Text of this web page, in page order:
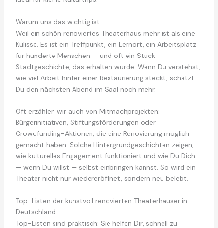
Warum uns das wichtig ist
Weil ein schön renoviertes Theaterhaus mehr ist als eine
Kulisse. Es ist ein Treffpunkt, ein Lernort, ein Arbeitsplatz
für hunderte Menschen — und oft ein Stück
Stadtgeschichte, das erhalten wurde. Wenn Du verstehst,
wie viel Arbeit hinter einer Restaurierung steckt, schätzt
Du den nächsten Abend im Saal noch mehr.
Oft erzählen wir auch von Mitmachprojekten:
Bürgerinitiativen, Stiftungsförderungen oder
Crowdfunding-Aktionen, die eine Renovierung möglich
gemacht haben. Solche Hintergrundgeschichten zeigen,
wie kulturelles Engagement funktioniert und wie Du Dich
— wenn Du willst — selbst einbringen kannst. So wird ein
Theater nicht nur wiedereröffnet, sondern neu belebt.
Top-Listen der kunstvoll renovierten Theaterhäuser in
Deutschland
Top-Listen sind praktisch: Sie helfen Dir, schnell zu